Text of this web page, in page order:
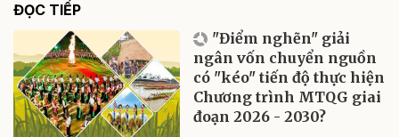
ĐỌC TIẾP
"Điểm nghẽn" giải
ngân vốn chuyển nguồn
có "kéo" tiến độ thực hiện
Chương trình MTQG giai
đoạn 2026 - 2030?